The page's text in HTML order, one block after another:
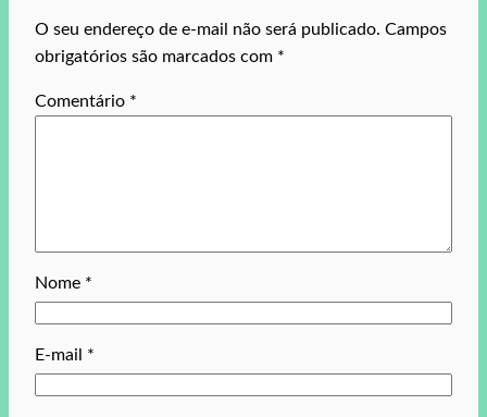
O seu endereço de e-mail não será publicado. Campos
obrigatórios são marcados com *
Comentário *
Nome *
E-mail *